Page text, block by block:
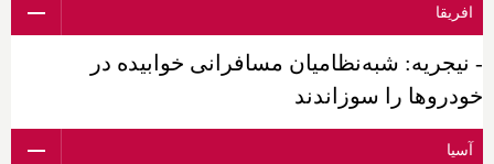
افریقا
- نیجریه: شبه‌نظامیان مسافرانی خوابیده در
خودروها را سوزاندند
آسیا